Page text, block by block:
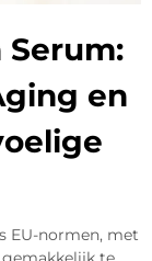
en
EU-normen, met